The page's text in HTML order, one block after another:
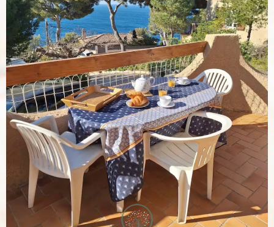
VOIR LE
BIEN